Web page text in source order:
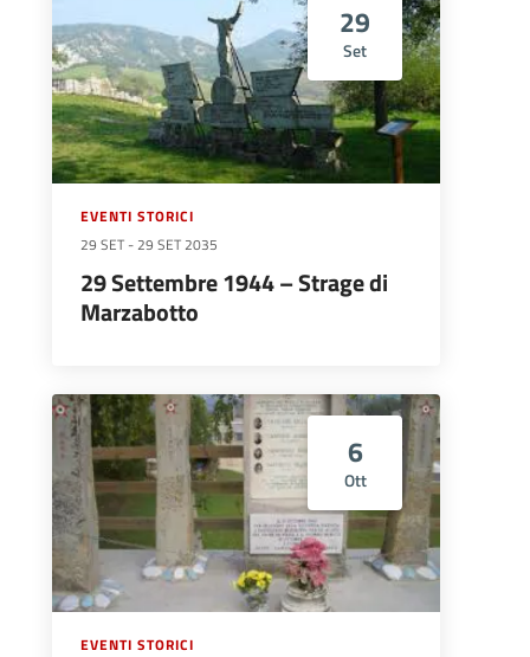
29
Set
EVENTI STORICI
29 SET -29 SET 2035
29 Settembre 1944 – Strage di
Marzabotto
6
Ott
EVENTI STORICI